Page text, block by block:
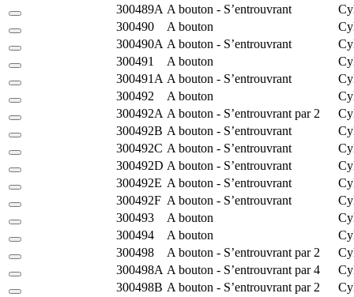
300489A A bouton - S’entrouvrant
300490
A bouton
300490A A bouton - S’entrouvrant
300491
A bouton
300491A A bouton - S’entrouvrant
300492
A bouton
300492A A bouton - S’entrouvrant par 2
300492B A bouton - S’entrouvrant
300492C A bouton - S’entrouvrant
300492D A bouton - S’entrouvrant
300492E A bouton - S’entrouvrant
300492F A bouton - S’entrouvrant
300493
A bouton
300494
A bouton
300498
A bouton - S’entrouvrant par 2
300498A A bouton - S’entrouvrant par 4
300498B A bouton - S’entrouvrant par 2